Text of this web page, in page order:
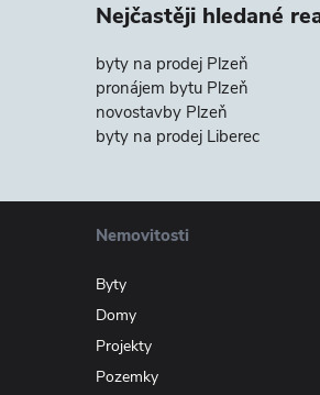
Nejčastěji hledané
byty na prodej Plzeň
pronájem bytu Plzeň
novostavby Plzeň
byty na prodej Liberec
Nemovitosti
Byty
Domy
Projekty
Pozemky